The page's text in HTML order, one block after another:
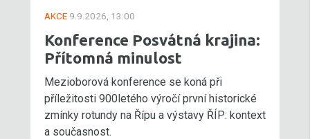
AKCE 9.9.2026, 13:00
Konference Posvátná krajina:
Přítomná minulost
Mezioborová konference se koná při
příležitosti 900letého výročí první historické
zmínky rotundy na Řípu a výstavy ŘÍP: kontext
a současnost.